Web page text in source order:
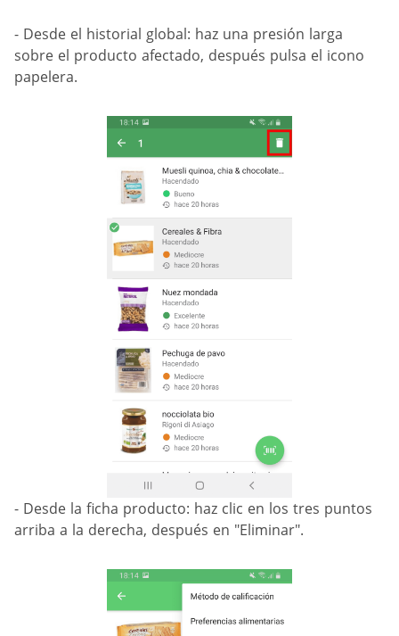
- Desde el historial global: haz una presión larga
sobre el producto afectado, después pulsa el icono
papelera.
- Desde la ficha producto: haz clic en los tres puntos
arriba a la derecha, después en "Eliminar".